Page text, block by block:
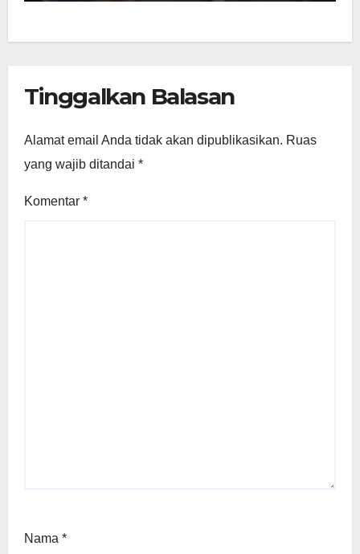
Tinggalkan Balasan
Alamat email Anda tidak akan dipublikasikan. Ruas
yang wajib ditandai *
Komentar *
Nama *